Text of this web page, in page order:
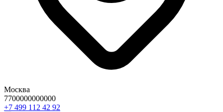
Москва
7700000000000
29 24 211 994 7+